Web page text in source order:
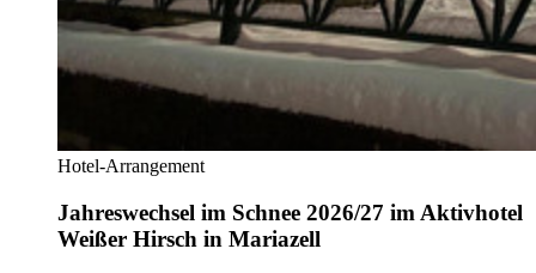
Hotel-Arrangement
Jahreswechsel im Schnee 2026/27 im Aktivhotel
Weißer Hirsch in Mariazell